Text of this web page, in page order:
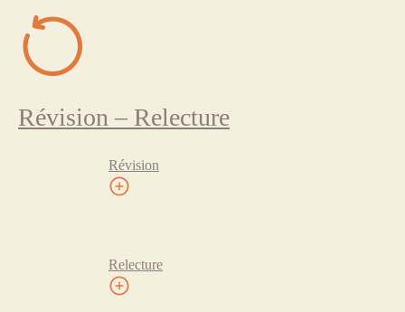
Révision – Relecture
Révision
Relecture